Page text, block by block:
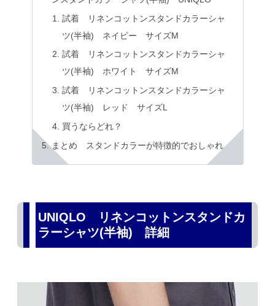
試着 リネンコットンスタンドカラーシャ
ツ(半袖) ネイビー サイズM
試着 リネンコットンスタンドカラーシャ
ツ(半袖) ホワイト サイズM
試着 リネンコットンスタンドカラーシャ
ツ(半袖) レッド サイズL
買うならどれ？
まとめ スタンドカラーが特徴的でおしゃれ
UNIQLO リネンコットンスタンドカ
ラーシャツ(半袖) 詳細